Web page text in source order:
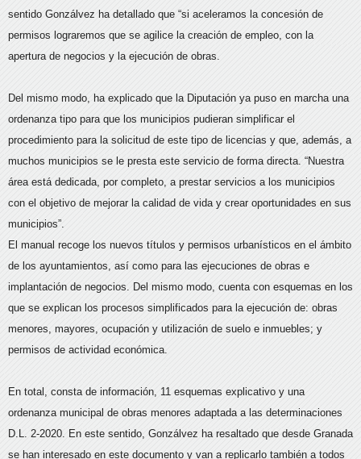
sentido Gonzálvez ha detallado que “si aceleramos la concesión de
permisos lograremos que se agilice la creación de empleo, con la
apertura de negocios y la ejecución de obras.
Del mismo modo, ha explicado que la Diputación ya puso en marcha una
ordenanza tipo para que los municipios pudieran simplificar el
procedimiento para la solicitud de este tipo de licencias y que, además, a
muchos municipios se le presta este servicio de forma directa. “Nuestra
área está dedicada, por completo, a prestar servicios a los municipios
con el objetivo de mejorar la calidad de vida y crear oportunidades en sus
municipios”.
El manual recoge los nuevos títulos y permisos urbanísticos en el ámbito
de los ayuntamientos, así como para las ejecuciones de obras e
implantación de negocios. Del mismo modo, cuenta con esquemas en los
que se explican los procesos simplificados para la ejecución de: obras
menores, mayores, ocupación y utilización de suelo e inmuebles; y
permisos de actividad económica.
En total, consta de información, 11 esquemas explicativo y una
ordenanza municipal de obras menores adaptada a las determinaciones
D.L. 2-2020. En este sentido, Gonzálvez ha resaltado que desde Granada
se han interesado en este documento y van a replicarlo también a todos